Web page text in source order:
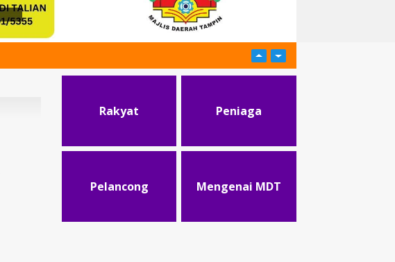
Rakyat Peniaga
Pelancong Mengenai MDT